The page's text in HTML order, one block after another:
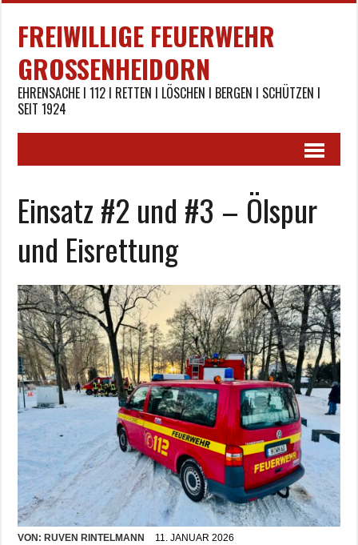
FREIWILLIGE FEUERWEHR
GROSSENHEIDORN
EHRENSACHE I 112 I RETTEN I LÖSCHEN I BERGEN I SCHÜTZEN I
SEIT 1924
Einsatz #2 und #3 – Ölspur
und Eisrettung
VON: RUVEN RINTELMANN 11. JANUAR 2026